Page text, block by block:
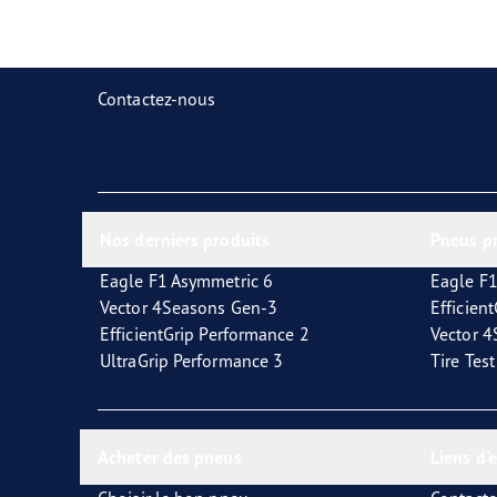
Contactez-nous
Eagle F1 Asymmetric 6
Vector 4Seasons Gen-3
EfficientGrip Performance 2
UltraGrip Performance 3
Eagle
Vector
Tire